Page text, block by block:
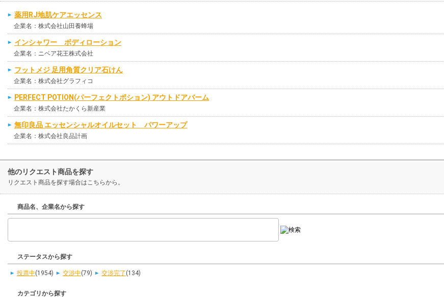
薬用RJ地肌ケアエッセンス
企業名：株式会社山田養蜂場
インシャワー ボディローション
企業名：ニベア花王株式会社
フットメジ 足用角質クリア石けん
企業名：株式会社グラフィコ
PERFECT POTION(パーフェクトポション) アウトドアバーム
企業名：株式会社たかくら新産業
無印良品 エッセンシャルオイルセット パワーアップ
企業名：株式会社良品計画
他のリクエスト商品を探す
リクエスト商品を探す場合はこちらから。
商品名、企業名から探す
ステータスから探す
投票中(1954) 交渉中(79) 交渉完了 (134)
カテゴリから探す